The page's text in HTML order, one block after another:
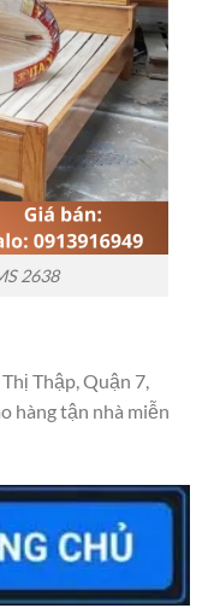
2638
Thập, Quận 7,
hàng tận nhà miễn